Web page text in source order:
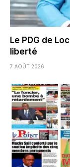
Le PDG de
liberté
7 AOÛT 2026